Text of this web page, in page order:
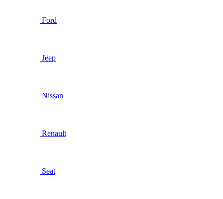
Ford
Jeep
Nissan
Renault
Seat